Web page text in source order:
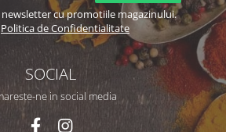
newsletter cu promotiile magazinului.
Politica de Confidentialitate
SOCIAL
ne in social media